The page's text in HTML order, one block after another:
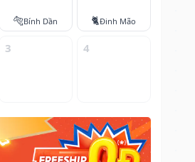
🐅Bính Dần 🐈Đinh Mão
3 4